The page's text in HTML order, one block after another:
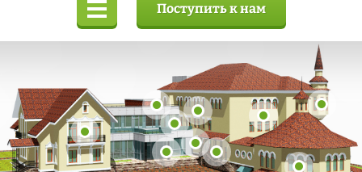
Поступить к нам